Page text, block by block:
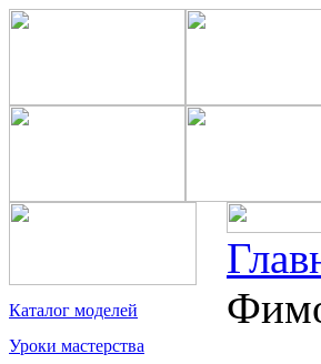
Каталог моделей
Уроки мастерства